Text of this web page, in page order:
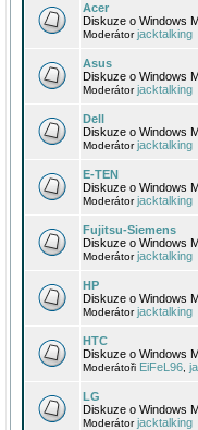
Acer
Diskuze o Windows
Moderátorjacktalking
Asus
Diskuze o Windows
Moderátorjacktalking
Dell
Diskuze o Windows
Moderátorjacktalking
E-TEN
Diskuze o Windows
Moderátorjacktalking
Fujitsu-Siemens
Diskuze o Windows
Moderátorjacktalking
HP
Diskuze o Windows
Moderátorjacktalking
HTC
Diskuze o Windows
Moderátoři EiFeL96
LG
Diskuze o Windows
Moderátorjacktalking